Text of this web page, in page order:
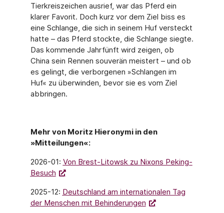
Tierkreiszeichen ausrief, war das Pferd ein
klarer Favorit. Doch kurz vor dem Ziel biss es
eine Schlange, die sich in seinem Huf versteckt
hatte – das Pferd stockte, die Schlange siegte.
Das kommende Jahrfünft wird zeigen, ob
China sein Rennen souverän meistert – und ob
es gelingt, die verborgenen »Schlangen im
Huf« zu überwinden, bevor sie es vom Ziel
abbringen.
Mehr von Moritz Hieronymi in den
»Mitteilungen«:
2026-01: Von Brest-Litowsk zu Nixons Peking-
Besuch
2025-12: Deutschland am internationalen Tag
der Menschen mit Behinderungen